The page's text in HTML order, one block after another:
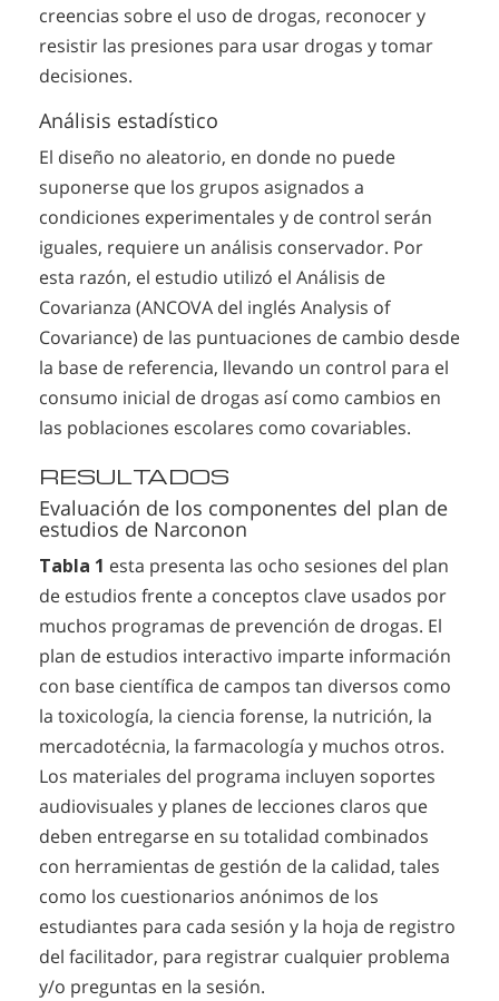
creencias sobre el uso de drogas, reconocer y
resistir las presiones para usar drogas y tomar
decisiones.
Análisis estadístico
El diseño no aleatorio, en donde no puede
suponerse que los grupos asignados a
condiciones experimentales y de control serán
iguales, requiere un análisis conservador. Por
esta razón, el estudio utilizó el Análisis de
Covarianza (ANCOVA del inglés Analysis of
Covariance) de las puntuaciones de cambio desde
la base de referencia, llevando un control para el
consumo inicial de drogas así como cambios en
las poblaciones escolares como covariables.
RESULTADOS
Evaluación de los componentes del plan de
estudios de Narconon
Tabla 1 esta presenta las ocho sesiones del plan
de estudios frente a conceptos clave usados por
muchos programas de prevención de drogas. El
plan de estudios interactivo imparte información
con base científica de campos tan diversos como
la toxicología, la ciencia forense, la nutrición, la
mercadotécnia, la farmacología y muchos otros.
Los materiales del programa incluyen soportes
audiovisuales y planes de lecciones claros que
deben entregarse en su totalidad combinados
con herramientas de gestión de la calidad, tales
como los cuestionarios anónimos de los
estudiantes para cada sesión y la hoja de registro
del facilitador, para registrar cualquier problema
y/o preguntas en la sesión.